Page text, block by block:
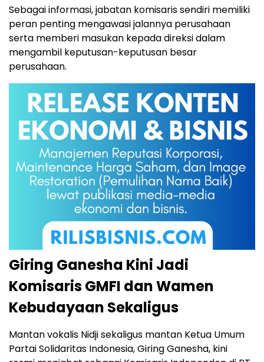
Sebagai informasi, jabatan komisaris sendiri memiliki
peran penting mengawasi jalannya perusahaan
serta memberi masukan kepada direksi dalam
mengambil keputusan-keputusan besar
perusahaan.
Giring Ganesha Kini Jadi
Komisaris GMFI dan Wamen
Kebudayaan Sekaligus
Mantan vokalis Nidji sekaligus mantan Ketua Umum
Partai Solidaritas Indonesia, Giring Ganesha, kini